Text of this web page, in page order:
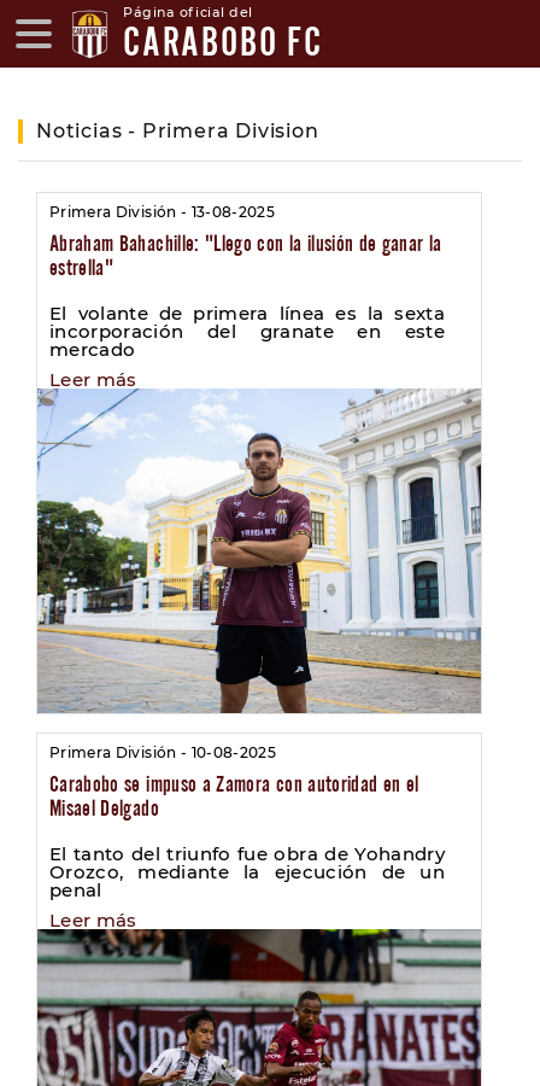
Página oficial del
CARABOBO FC
Noticias - Primera Division
Primera División - 13-08-2025
Abraham Bahachille: "Llego con la ilusión de ganar la
estrella"
El volante de primera línea es la sexta
incorporación del granate en este
mercado
Leer más
Primera División - 10-08-2025
Carabobo se impuso a Zamora con autoridad en el
Misael Delgado
El tanto del triunfo fue obra de Yohandry
Orozco, mediante la ejecución de un
penal
Leer más